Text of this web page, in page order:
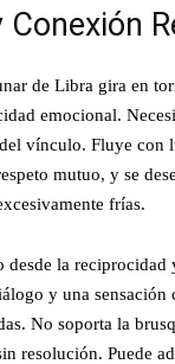
de Libra gira en
emocional.
vínculo. Fluye con
mutuo, y se
frías.
la reciprocidad
y una sensación
No soporta la
resolución. Puede